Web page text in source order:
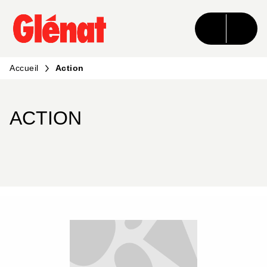
MENU RECHERCHE CONTENU
PIED DE PAGE
Accueil Action
ACTION